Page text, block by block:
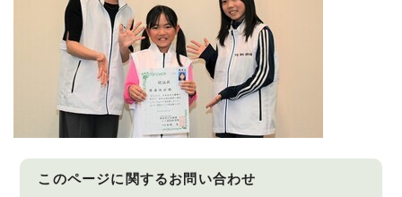
このページに関するお問い合わせ